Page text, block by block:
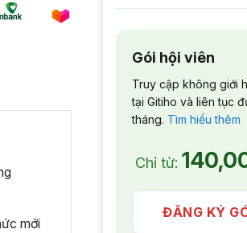
mới
Gói hội viên
Truy cập không giới
tại Gitiho và liên tục
tháng. Tìm hiểu thêm
Chỉ từ:
ĐĂNG KÝ